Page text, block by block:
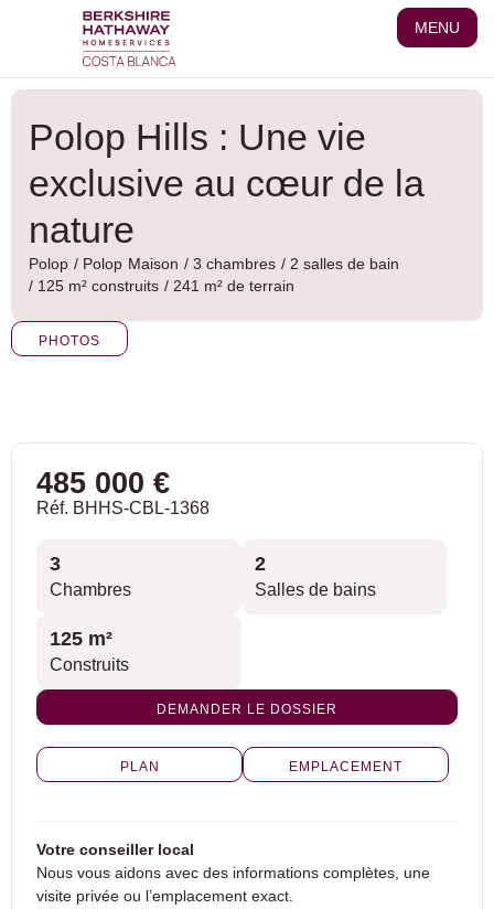
MENU
Polop Hills : Une vie
exclusive au cœur de la
nature
Polop / Polop Maison / 3 chambres / 2 salles de bain
/ 125 m² construits / 241 m² de terrain
PHOTOS
485 000 €
Réf. BHHS-CBL-1368
3
Chambres
2
Salles de bains
125 m²
Construits
DEMANDER LE DOSSIER
PLAN EMPLACEMENT
Votre conseiller local
Nous vous aidons avec des informations complètes, une
visite privée ou l’emplacement exact.